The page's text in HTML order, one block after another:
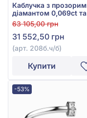
Каблучка з прозорим
діамантом 0,069ct та
чорним діамантом
0,117ct із білого золота
585°, арт. 208б.ч/б
63 105,00 грн
31 552,50 грн
(арт. 208б.ч/б)
Купити
-53%